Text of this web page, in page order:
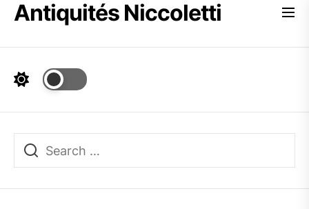
SkipAntiquités Niccoletti